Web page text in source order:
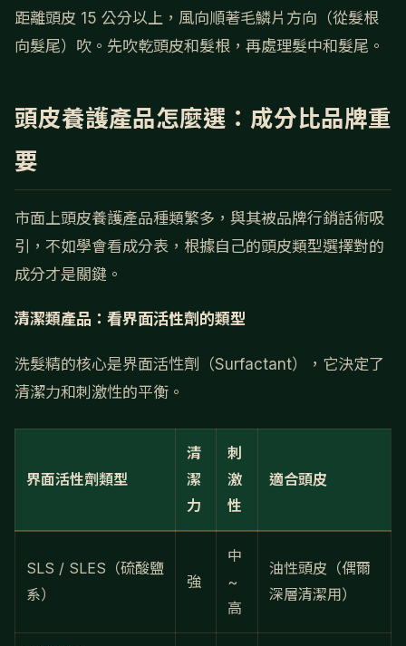
距離頭皮 15 公分以上，風向順著毛鱗片方向（從髮根
向髮尾）吹。先吹乾頭皮和髮根，再處理髮中和髮尾。
頭皮養護產品怎麼選：成分比品牌重
要
市面上頭皮養護產品種類繁多，與其被品牌行銷話術吸
引，不如學會看成分表，根據自己的頭皮類型選擇對的
成分才是關鍵。
清潔類產品：看界面活性劑的類型
洗髮精的核心是界面活性劑（Surfactant），它決定了
清潔力和刺激性的平衡。
界面活性劑類型
清
潔
力
刺
激
性
適合頭皮
SLS / SLES（硫酸鹽
系）
強
中
~
高
油性頭皮（偶爾
深層清潔用）